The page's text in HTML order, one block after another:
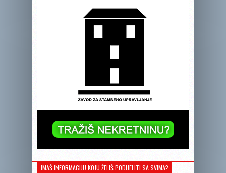
IMAŠ INFORMACIJU KOJU ŽELIŠ PODIJELITI SA SVIMA?